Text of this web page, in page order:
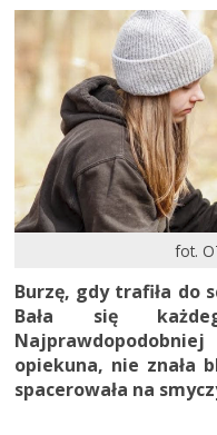
fot.
Burzę, gdy trafiła do
Bała się
opiekuna, nie znała
spacerowała na